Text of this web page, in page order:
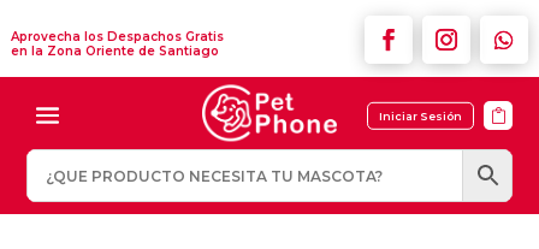
Aprovecha los Despachos Gratis
en la Zona Oriente de Santiago
Iniciar Sesión 